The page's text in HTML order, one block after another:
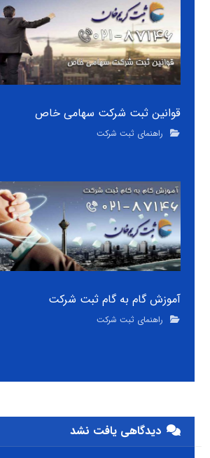
قوانین ثبت شرکت سهامی خاص
راهنمای ثبت شرکت
آموزش گام به گام ثبت شرکت
راهنمای ثبت شرکت
دیدگاهی یافت نشد